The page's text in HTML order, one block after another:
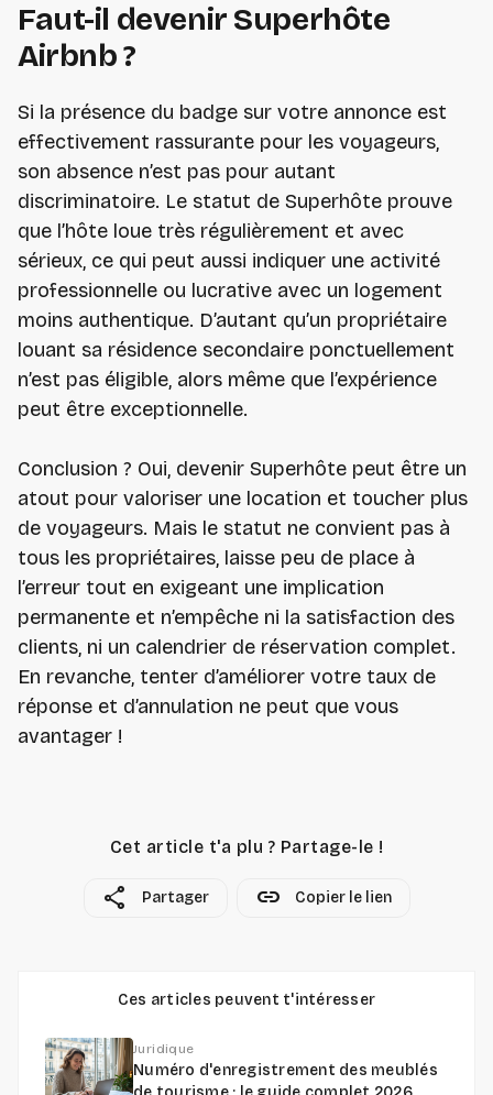
Faut-il devenir Superhôte
Airbnb ?
Si la présence du badge sur votre annonce est
effectivement rassurante pour les voyageurs,
son absence n’est pas pour autant
discriminatoire. Le statut de Superhôte prouve
que l’hôte loue très régulièrement et avec
sérieux, ce qui peut aussi indiquer une activité
professionnelle ou lucrative avec un logement
moins authentique. D’autant qu’un propriétaire
louant sa résidence secondaire ponctuellement
n’est pas éligible, alors même que l’expérience
peut être exceptionnelle.
Conclusion ? Oui, devenir Superhôte peut être un
atout pour valoriser une location et toucher plus
de voyageurs. Mais le statut ne convient pas à
tous les propriétaires, laisse peu de place à
l’erreur tout en exigeant une implication
permanente et n’empêche ni la satisfaction des
clients, ni un calendrier de réservation complet.
En revanche, tenter d’améliorer votre taux de
réponse et d’annulation ne peut que vous
avantager !
Cet article t'a plu ? Partage-le !
share Partager link Copier le lien
Ces articles peuvent t'intéresser
Juridique
Numéro d'enregistrement des meublés